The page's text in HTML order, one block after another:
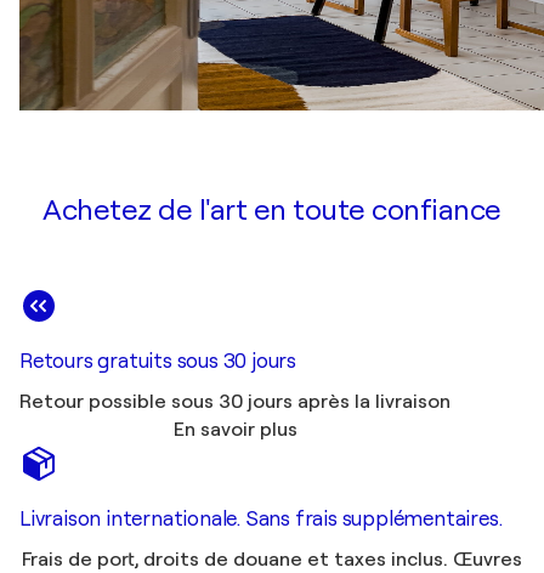
Achetez de l'art en toute confiance
Retours gratuits sous 30 jours
Retour possible sous 30 jours après la livraison
En savoir plus
Livraison internationale. Sans frais supplémentaires.
Frais de port, droits de douane et taxes inclus. Œuvres